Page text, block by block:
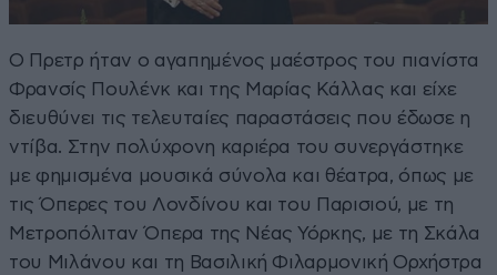
Ο Πρετρ ήταν ο αγαπημένος μαέστρος του πιανίστα
Φρανσίς Πουλένκ και της Μαρίας Κάλλας και είχε
διευθύνει τις τελευταίες παραστάσεις που έδωσε η
ντίβα. Στην πολύχρονη καριέρα του συνεργάστηκε
με φημισμένα μουσικά σύνολα και θέατρα, όπως με
τις Όπερες του Λονδίνου και του Παρισιού, με τη
Μετροπόλιταν Όπερα της Νέας Υόρκης, με τη Σκάλα
του Μιλάνου και τη Βασιλική Φιλαρμονική Ορχήστρα